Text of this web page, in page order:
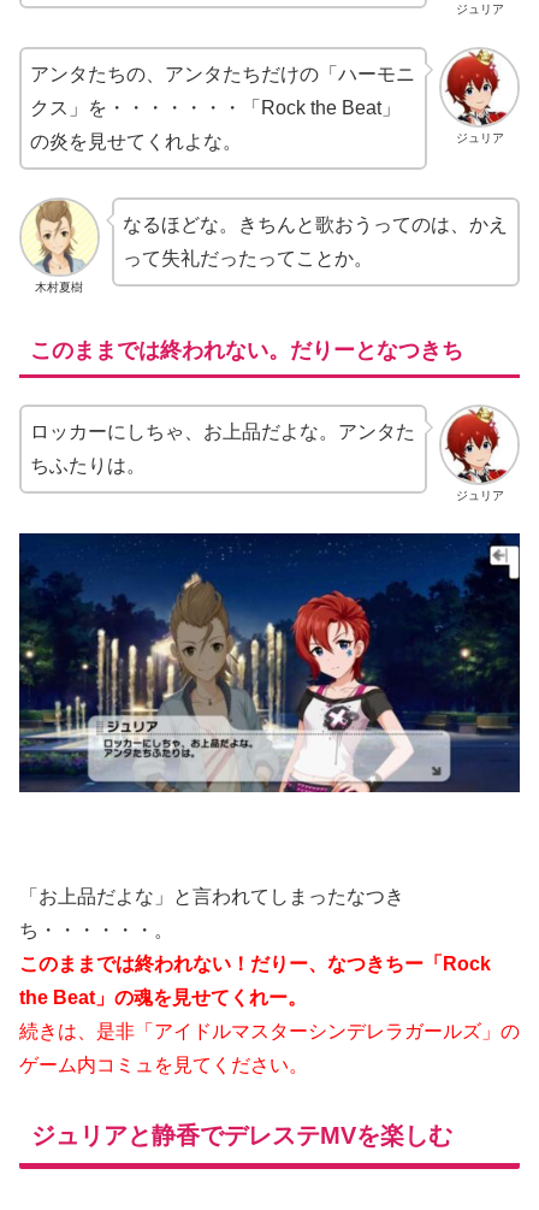
ジュリア
ジュリア
アンタたちの、アンタたちだけの「ハーモニ
クス」を・・・・・・・「Rock the Beat」
の炎を見せてくれよな。
木村夏樹
なるほどな。きちんと歌おうってのは、かえ
って失礼だったってことか。
このままでは終われない。だりーとなつきち
ジュリア
ロッカーにしちゃ、お上品だよな。アンタた
ちふたりは。
「お上品だよな」と言われてしまったなつき
ち・・・・・・。
このままでは終われない！だりー、なつきちー「Rock
the Beat」の魂を見せてくれー。
続きは、是非「アイドルマスターシンデレラガールズ」の
ゲーム内コミュを見てください。
ジュリアと静香でデレステMVを楽しむ